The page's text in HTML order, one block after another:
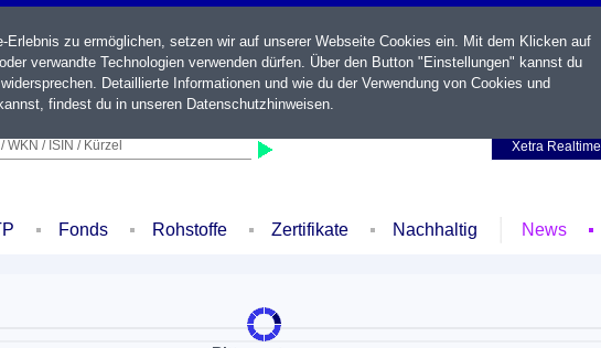
WKN / ISIN / Kürzel
Xetra Realtime
Fonds Rohstoffe Zertifikate Nachhaltig News
zu ermöglichen, setzen wir auf unserer Webseite Cookies ein. Mit dem Klicken auf
verwandte Technologien verwenden dürfen. Über den Button "Einstellungen" kannst du
Detaillierte Informationen und wie du der Verwendung von Cookies und
findest du in unseren Datenschutzhinweisen.